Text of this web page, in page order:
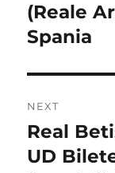
(Reale
Spania
NEXT
Next
post:
Real
UD